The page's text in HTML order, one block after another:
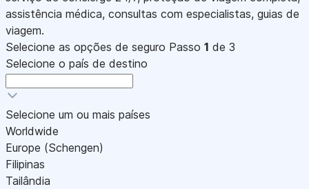
assistência médica, consultas com especialistas, guias de
viagem.
Selecione as opções de seguro Passo 1 de 3
Selecione o país de destino
Selecione um ou mais países
Worldwide
Europe (Schengen)
Filipinas
Tailândia